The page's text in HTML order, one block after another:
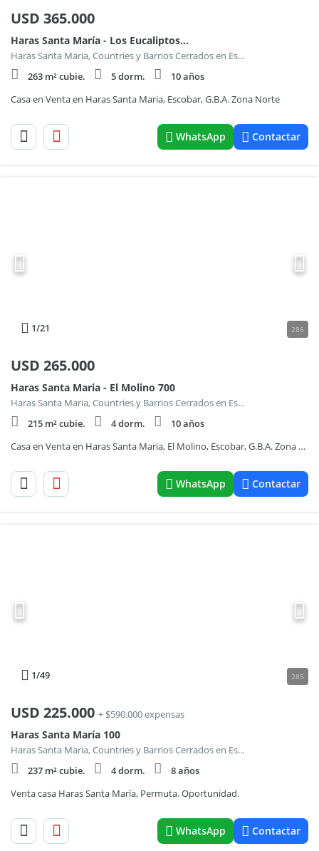
USD 365.000
Haras Santa María - Los Eucaliptos 700
Haras Santa Maria, Countries y Barrios Cerrados en Escobar
263 m² cubie.
5 dorm.
10 años
Casa en Venta en Haras Santa Maria, Escobar, G.B.A. Zona Norte
WhatsApp Contactar
1/21 286
USD 265.000
Haras Santa Maria - El Molino 700
Haras Santa Maria, Countries y Barrios Cerrados en Escobar
215 m² cubie.
4 dorm.
10 años
Casa en Venta en Haras Santa Maria, El Molino, Escobar, G.B.A. Zona Norte
WhatsApp Contactar
1/49 285
USD 225.000 + $590.000 expensas
Haras Santa María 100
Haras Santa Maria, Countries y Barrios Cerrados en Escobar
237 m² cubie.
4 dorm.
8 años
Venta casa Haras Santa María, Permuta. Oportunidad.
WhatsApp Contactar